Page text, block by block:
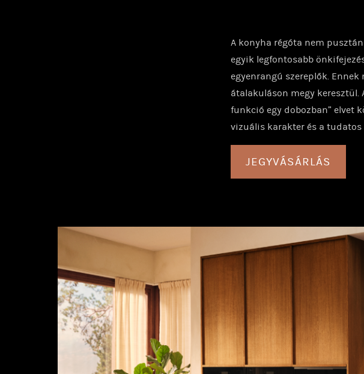
A konyha régóta nem
egyik legfontosabb
egyenrangú szereplők.
átalakuláson megy keresztül.
funkció egy dobozban” elvet
vizuális karakter és a
JEGYVÁSÁRLÁS